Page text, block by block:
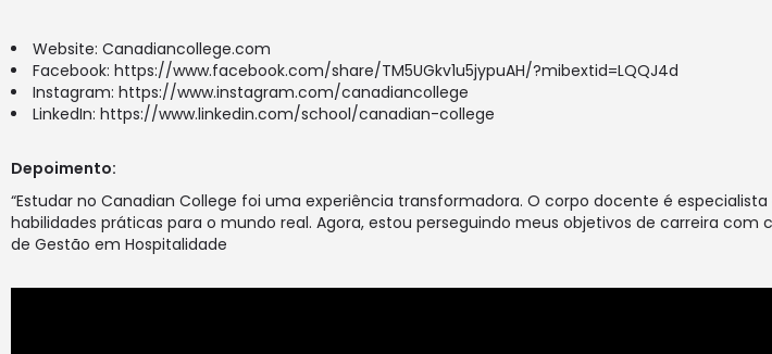
Website: Canadiancollege.com
Facebook: https://www.facebook.com/share/TM5UGkv1u5jypuAH/?mibextid=LQQJ4d
Instagram: https://www.instagram.com/canadiancollege
LinkedIn: https://www.linkedin.com/school/canadian-college
Depoimento:
“Estudar no Canadian College foi uma experiência transformadora. O corpo docente é
habilidades práticas para o mundo real. Agora, estou perseguindo meus objetivos de carreira com
de Gestão em Hospitalidade